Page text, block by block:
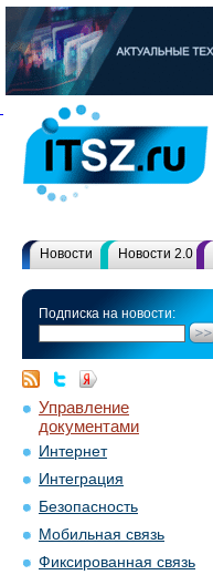
Новости Новости 2.0
Подписка на новости:
Управление
документами
Интернет
Интеграция
Безопасность
Мобильная связь
Фиксированная связь